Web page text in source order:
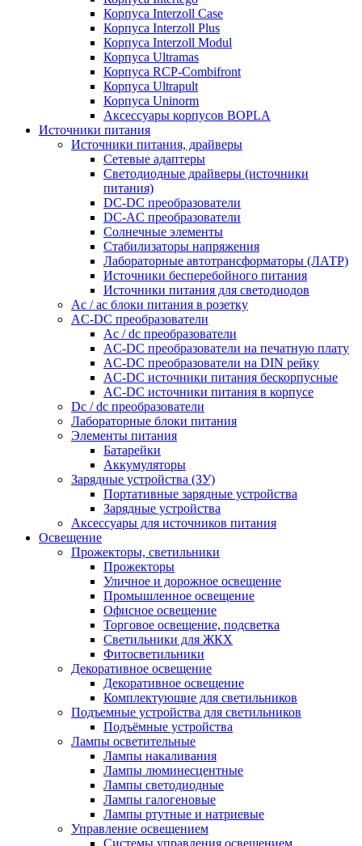
Корпуса Interzoll Case
Корпуса Interzoll Plus
Корпуса Interzoll Modul
Корпуса Ultramas
Корпуса RCP-Combifront
Корпуса Ultrapult
Корпуса Uninorm
Аксессуары корпусов BOPLA
Источники питания
Источники питания, драйверы
Сетевые адаптеры
Светодиодные драйверы (источники
питания)
DC-DC преобразователи
DC-AC преобразователи
Солнечные элементы
Стабилизаторы напряжения
Лабораторные автотрансформаторы (ЛАТР)
Источники бесперебойного питания
Источники питания для светодиодов
Ac / ac блоки питания в розетку
AC-DC преобразователи
Ac / dc преобразователи
AC-DC преобразователи на печатную плату
AC-DC преобразователи на DIN рейку
AC-DC источники питания бескорпусные
AC-DC источники питания в корпусе
Dc / dc преобразователи
Лабораторные блоки питания
Элементы питания
Батарейки
Аккумуляторы
Зарядные устройства (ЗУ)
Портативные зарядные устройства
Зарядные устройства
Аксессуары для источников питания
Освещение
Прожекторы, светильники
Прожекторы
Уличное и дорожное освещение
Промышленное освещение
Офисное освещение
Торговое освещение, подсветка
Светильники для ЖКХ
Фитосветильники
Декоративное освещение
Декоративное освещение
Комплектующие для светильников
Подъемные устройства для светильников
Подъёмные устройства
Лампы осветительные
Лампы накаливания
Лампы люминесцентные
Лампы светодиодные
Лампы галогеновые
Лампы ртутные и натриевые
Управление освещением
Системы управления освещением